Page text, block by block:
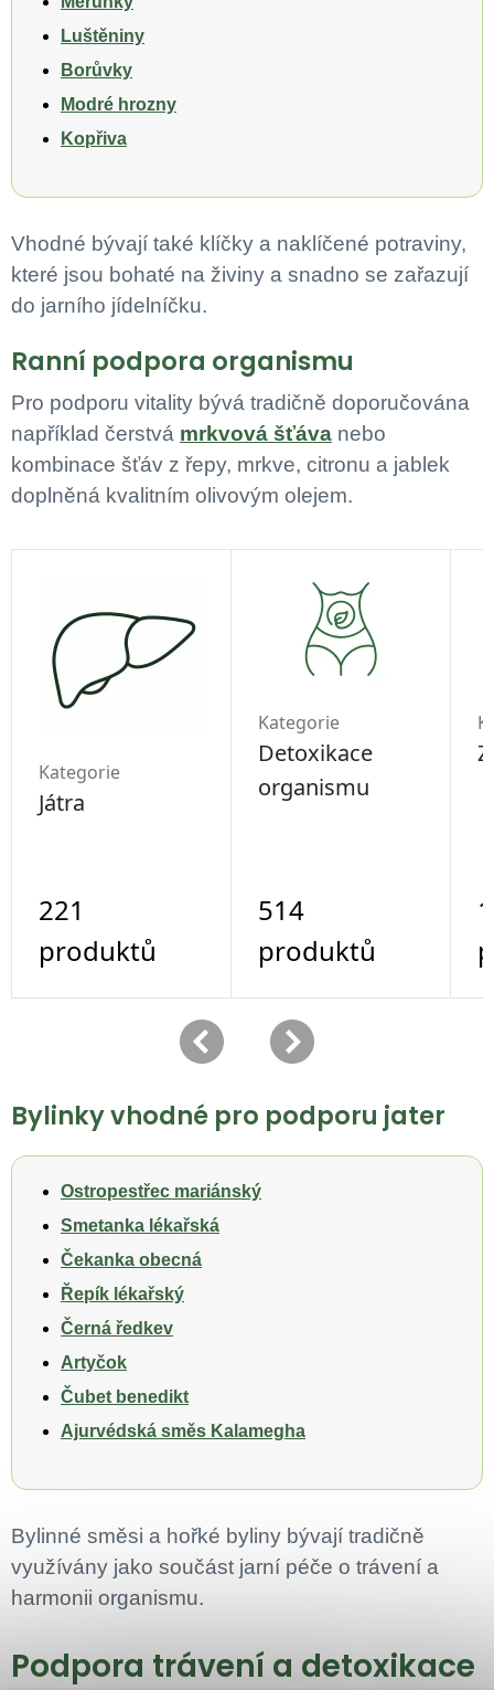
Luštěniny
Borůvky
Modré hrozny
Kopřiva
Vhodné bývají také klíčky a naklíčené potraviny,
které jsou bohaté na živiny a snadno se zařazují
do jarního jídelníčku.
Ranní podpora organismu
Pro podporu vitality bývá tradičně doporučována
například čerstvá mrkvová šťáva nebo
kombinace šťáv z řepy, mrkve, citronu a jablek
doplněná kvalitním olivovým olejem.
Bylinky vhodné pro podporu jater
Ostropestřec mariánský
Smetanka lékařská
Čekanka obecná
Řepík lékařský
Černá ředkev
Artyčok
Čubet benedikt
Ajurvédská směs Kalamegha
Bylinné směsi a hořké byliny bývají tradičně
využívány jako součást jarní péče o trávení a
harmonii organismu.
Podpora trávení a detoxikace